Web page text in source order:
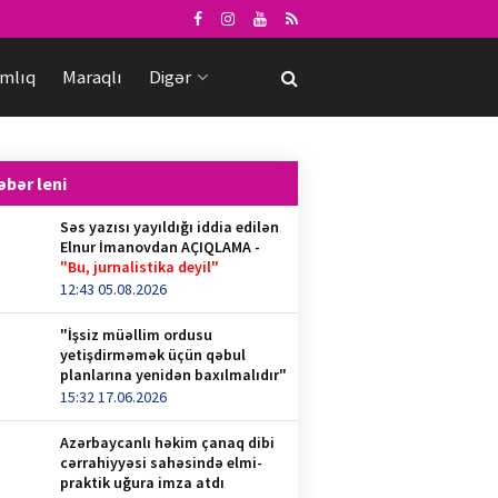
Maraqlı Digər
leni
Səs yazısı yayıldığı iddia edilən
Elnur İmanovdan AÇIQLAMA -
"Bu, jurnalistika deyil"
12:43 05.08.2026
"İşsiz müəllim ordusu
yetişdirməmək üçün qəbul
planlarına yenidən baxılmalıdır"
15:32 17.06.2026
Azərbaycanlı həkim çanaq dibi
cərrahiyyəsi sahəsində elmi-
praktik uğura imza atdı